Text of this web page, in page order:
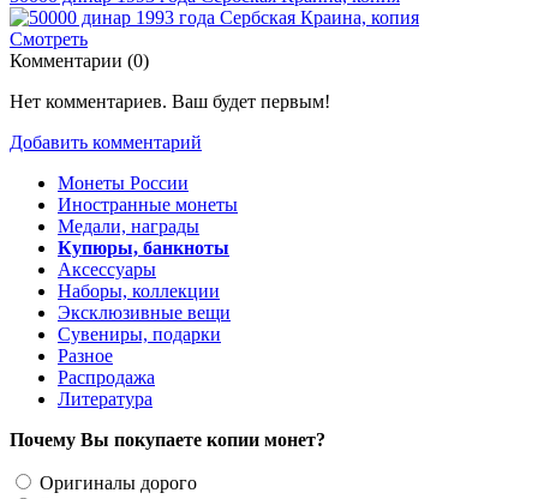
Смотреть
Комментарии (0)
Нет комментариев. Ваш будет первым!
Добавить комментарий
Монеты России
Иностранные монеты
Медали, награды
Купюры, банкноты
Аксессуары
Наборы, коллекции
Эксклюзивные вещи
Сувениры, подарки
Разное
Распродажа
Литература
Почему Вы покупаете копии монет?
Оригиналы дорого